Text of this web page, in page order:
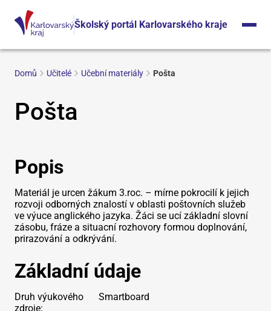
Školský portál Karlovarského kraje
Domů Učitelé Učební materiály Pošta
Pošta
Popis
Materiál je urcen žákum 3.roc. – mírne pokrocilí k jejich
rozvoji odborných znalostí v oblasti poštovních služeb
ve výuce anglického jazyka. Žáci se ucí základní slovní
zásobu, fráze a situacní rozhovory formou doplnování,
prirazování a odkrývání.
Základní údaje
Druh výukového
zdroje:
Smartboard